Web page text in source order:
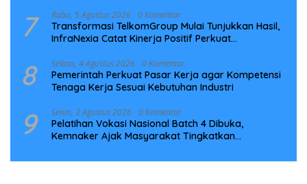
7 Rabu, 5 Agustus 2026 0 Komentar
Transformasi TelkomGroup Mulai Tunjukkan Hasil,
InfraNexia Catat Kinerja Positif Perkuat
8 Selasa, 4 Agustus 2026 0 Komentar
Pemerintah Perkuat Pasar Kerja agar Kompetensi
Tenaga Kerja Sesuai Kebutuhan Industri
9 Senin, 3 Agustus 2026 0 Komentar
Pelatihan Vokasi Nasional Batch 4 Dibuka,
Kemnaker Ajak Masyarakat Tingkatkan